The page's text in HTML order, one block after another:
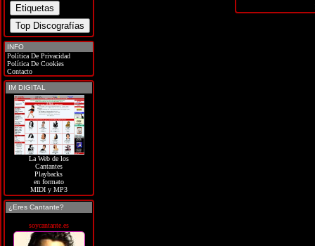
INFO
Política De Privacidad
Política De Cookies
Contacto
IM DIGITAL
La Web de los
Cantantes
Playbacks
en formato
MIDI y MP3
¿Eres Cantante?
soycantante.es